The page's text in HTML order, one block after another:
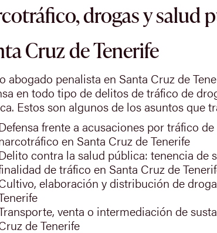
drogas y salud
Cruz de Tenerife
abogado penalista en Santa Cruz de
en todo tipo de delitos de tráfico de
Estos son algunos de los asuntos que
frente a acusaciones por tráfico
en Santa Cruz de Tenerife
contra la salud pública: tenencia de
de tráfico en Santa Cruz de
elaboración y distribución de
venta o intermediación de
de Tenerife